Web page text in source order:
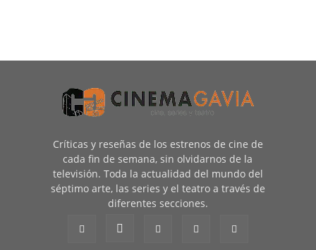
Críticas y reseñas de los estrenos de cine de
cada fin de semana, sin olvidarnos de la
televisión. Toda la actualidad del mundo del
séptimo arte, las series y el teatro a través de
diferentes secciones.